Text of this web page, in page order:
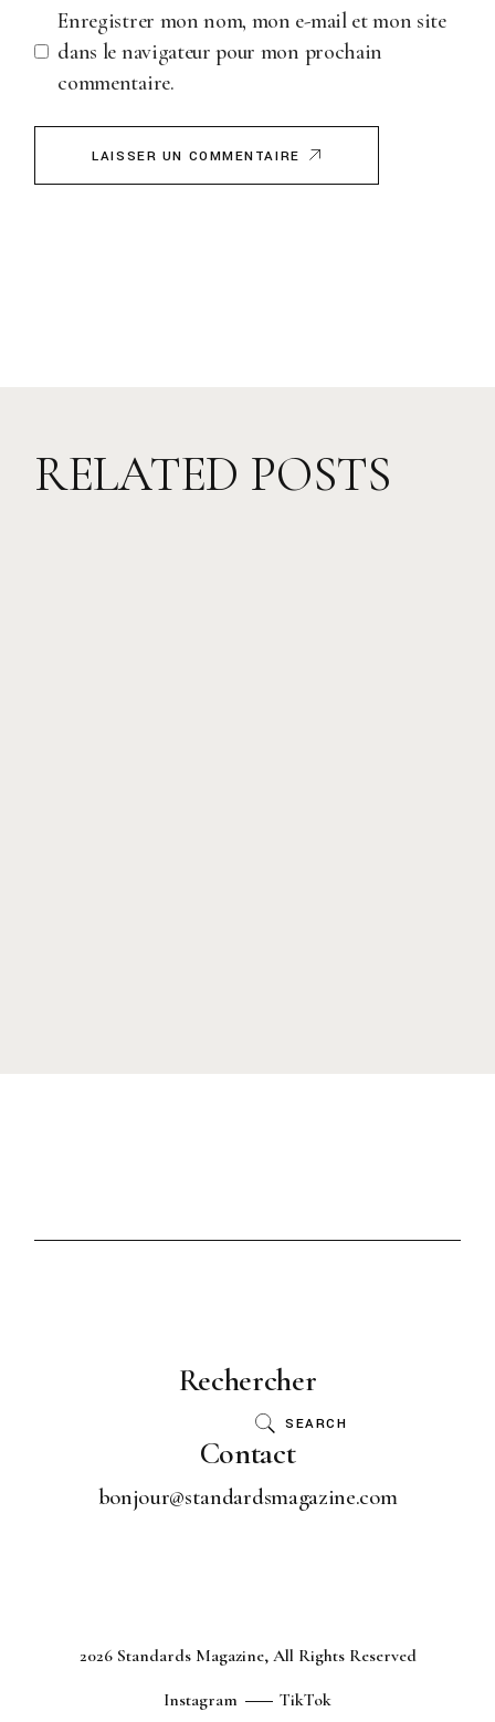
Enregistrer mon nom, mon e-mail et mon site
dans le navigateur pour mon prochain
commentaire.
LAISSER UN COMMENTAIRE
RELATED POSTS
Rechercher
SEARCH
Contact
bonjour@standardsmagazine.com
2026 Standards Magazine, All Rights Reserved
Instagram
TikTok